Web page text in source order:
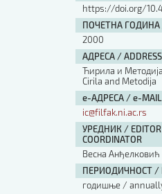
Шаблон прве стране и
Шаблон прве стране и
Шаблон прве стране и
Етички кодекс
Наслов или део наслова
https://doi.org/
ПОЧЕТНА ГОДИНА /
2000
АДРЕСА / ADDRESS
Ћирила и
Cirila and Metodija
е-АДРЕСА / e-MAIL
ic@filfak.ni.ac.rs
УРЕДНИК /
COORDINATOR
Весна Анђелковић
ПЕРИОДИЧНОСТ /
годишње /